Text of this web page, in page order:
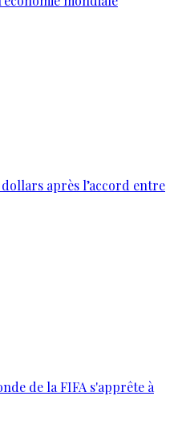
après l’accord entre
de la FIFA s'apprête à